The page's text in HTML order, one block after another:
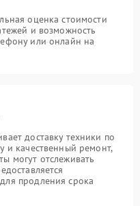
оценка стоимости
и возможность
или онлайн на
доставку техники по
и качественный ремонт,
могут отслеживать
продления срока